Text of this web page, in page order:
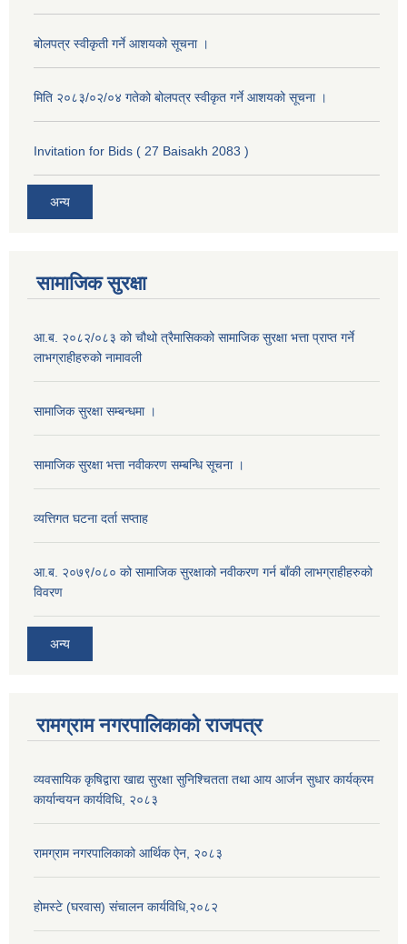
बोलपत्र स्वीकृती गर्ने आशयको सूचना ।
मिति २०८३/०२/०४ गतेको बोलपत्र स्वीकृत गर्ने आशयको सूचना ।
Invitation for Bids ( 27 Baisakh 2083 )
अन्य
सामाजिक सुरक्षा
आ.ब. २०८२/०८३ को चौथो त्रैमासिकको सामाजिक सुरक्षा भत्ता प्राप्त गर्ने
लाभग्राहीहरुको नामावली
सामाजिक सुरक्षा सम्बन्धमा ।
सामाजिक सुरक्षा भत्ता नवीकरण सम्बन्धि सूचना ।
व्यत्तिगत घटना दर्ता सप्ताह
आ.ब. २०७९/०८० को सामाजिक सुरक्षाको नवीकरण गर्न बाँकी लाभग्राहीहरुको
विवरण
अन्य
रामग्राम नगरपालिकाको राजपत्र
व्यवसायिक कृषिद्वारा खाद्य सुरक्षा सुनिश्चितता तथा आय आर्जन सुधार कार्यक्रम
कार्यान्वयन कार्यविधि, २०८३
रामग्राम नगरपालिकाको आर्थिक ऐन, २०८३
होमस्टे (घरवास) संचालन कार्यविधि,२०८२